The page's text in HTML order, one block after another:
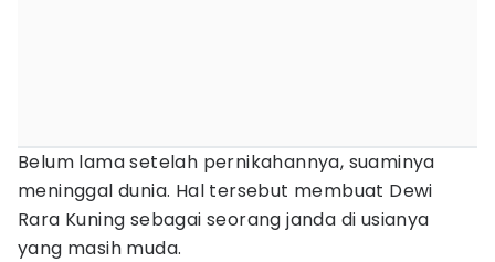
Belum lama setelah pernikahannya, suaminya
meninggal dunia. Hal tersebut membuat Dewi
Rara Kuning sebagai seorang janda di usianya
yang masih muda.